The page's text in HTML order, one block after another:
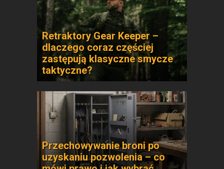
Retraktory Gear Keeper –
dlaczego coraz częściej
zastępują klasyczne smycze
taktyczne?
Przechowywanie broni po
uzyskaniu pozwolenia – co